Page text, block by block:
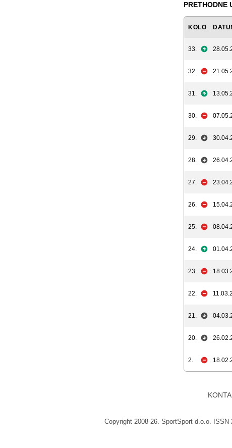
PRETHODNE
KOLO
33.
32.
31.
30.
29.
28.
27.
26.
25.
24.
23.
22.
21.
20.
2.
Copyright 2008-26. SportSport d.o.o.